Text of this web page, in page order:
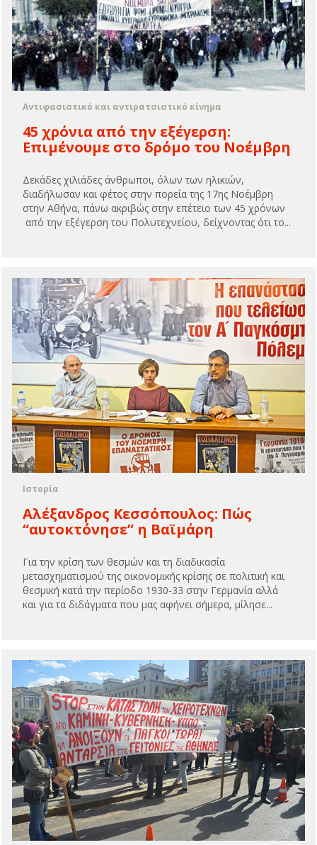
Αντιφασιστικό και αντιρατσιστικό κίνημα
45 χρόνια από την εξέγερση:
Επιμένουμε στο δρόμο του Νοέμβρη
Δεκάδες χιλιάδες άνθρωποι, όλων των ηλικιών,
διαδήλωσαν και φέτος στην πορεία της 17ης Νοέμβρη
στην Αθήνα, πάνω ακριβώς στην επέτειο των 45 χρόνων
από την εξέγερση του Πολυτεχνείου, δείχνοντας ότι το...
Ιστορία
Αλέξανδρος Κεσσόπουλος: Πώς
“αυτοκτόνησε” η Βαϊμάρη
Για την κρίση των θεσμών και τη διαδικασία
μετασχηματισμού της οικονομικής κρίσης σε πολιτική και
θεσμική κατά την περίοδο 1930-33 στην Γερμανία αλλά
και για τα διδάγματα που μας αφήνει σήμερα, μίλησε...